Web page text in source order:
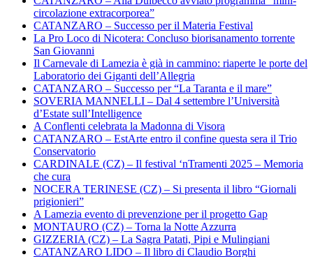
circolazione extracorporea”
CATANZARO – Successo per il Materia Festival
La Pro Loco di Nicotera: Concluso biorisanamento torrente
San Giovanni
Il Carnevale di Lamezia è già in cammino: riaperte le porte del
Laboratorio dei Giganti dell’Allegria
CATANZARO – Successo per “La Taranta e il mare”
SOVERIA MANNELLI – Dal 4 settembre l’Università
d’Estate sull’Intelligence
A Conflenti celebrata la Madonna di Visora
CATANZARO – EstArte entro il confine questa sera il Trio
Conservatorio
CARDINALE (CZ) – Il festival ‘nTramenti 2025 – Memoria
che cura
NOCERA TERINESE (CZ) – Si presenta il libro “Giornali
prigionieri”
A Lamezia evento di prevenzione per il progetto Gap
MONTAURO (CZ) – Torna la Notte Azzurra
GIZZERIA (CZ) – La Sagra Patati, Pipi e Mulingiani
CATANZARO LIDO – Il libro di Claudio Borghi